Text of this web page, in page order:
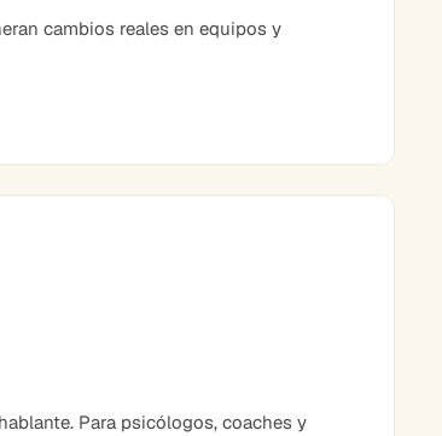
cambios reales en equipos y
Para psicólogos, coaches y